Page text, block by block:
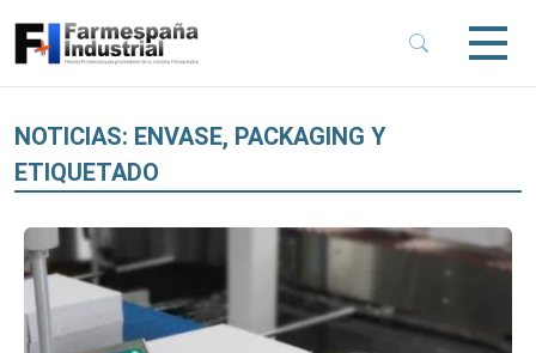
Menu
Menu
Menu
NOTICIAS: ENVASE, PACKAGING Y
ETIQUETADO